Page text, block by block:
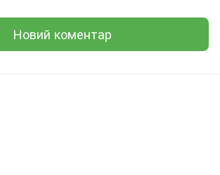
Новий коментар